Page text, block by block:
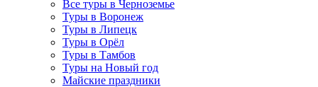
Все туры в Черноземье
Туры в Воронеж
Туры в Липецк
Туры в Орёл
Туры в Тамбов
Туры на Новый год
Майские праздники